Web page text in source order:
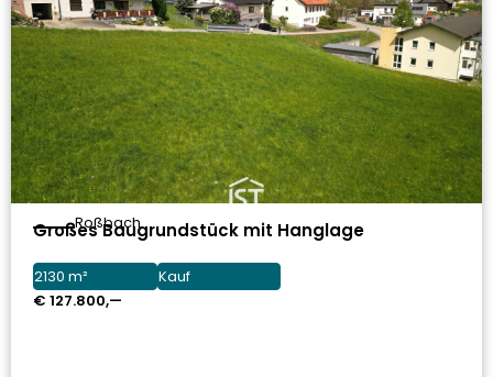
Roßbach
Großes Baugrundstück mit Hanglage
2130 m²
Kauf
€ 127.800,—